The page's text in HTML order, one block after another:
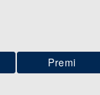
Premi